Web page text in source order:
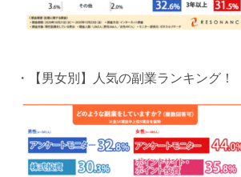
・【男女別】人気の副業ランキング！